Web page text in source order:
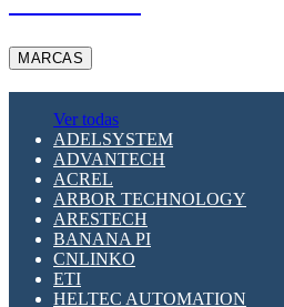
MARCAS
Ver todas
ADELSYSTEM
ADVANTECH
ACREL
ARBOR TECHNOLOGY
ARESTECH
BANANA PI
CNLINKO
ETI
HELTEC AUTOMATION